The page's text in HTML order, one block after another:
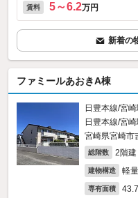
賃料 5～6.2万円
新着の
ファミールあおきA棟
日豊本線/宮
日豊本線/宮
宮崎県宮崎市
総階数 2階建
建物構造 軽
専有面積